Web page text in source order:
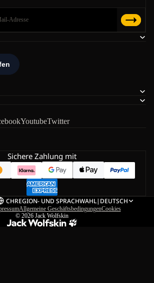
YoutubeTwitter
Sichere Zahlung mit
CHREGION- UND SPRACHWAHL| DEUTSCH
Allgemeine GeschäftsbedingungenCookies
© 2026 Jack Wolfskin